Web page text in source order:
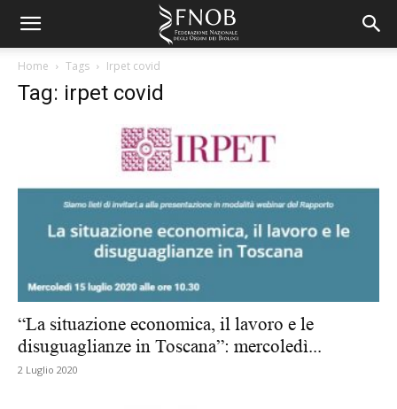
Home Tags Irpet covid
Tag: irpet covid
“La situazione economica, il lavoro e le
disuguaglianze in Toscana”: mercoledì...
2 Luglio 2020